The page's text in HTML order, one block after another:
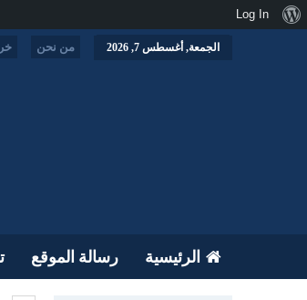
الجمعة, أغسطس 7, 2026 من نحن
الرئيسية رسالة الموقع
نبذةLog In